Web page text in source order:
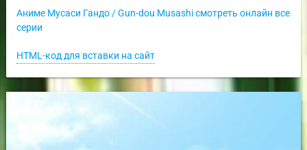
Аниме Мусаси Гандо / Gun-dou Musashi смотреть онлайн все
серии
HTML-код для вставки на сайт